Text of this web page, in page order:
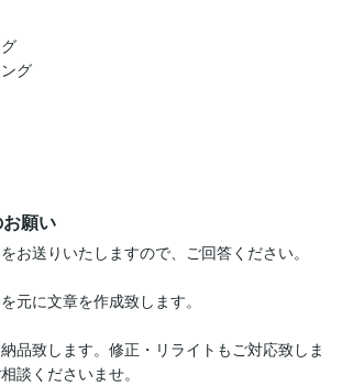
グ
願い
お送りいたしますので、ご回答ください。
元に文章を作成致します。
品致します。修正・リライトもご対応致しま
談くださいませ。